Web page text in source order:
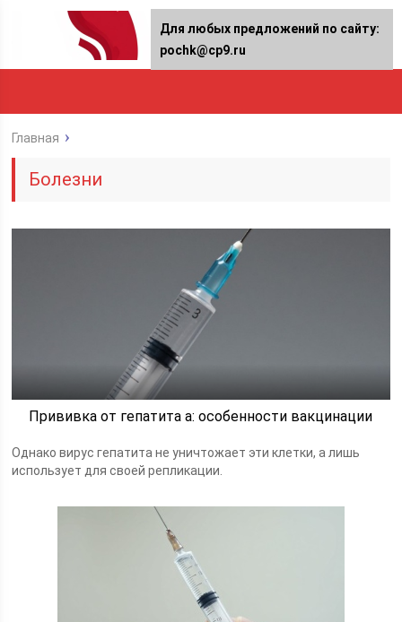
Главная
Болезни
Прививка от гепатита а: особенности вакцинации
Однако вирус гепатита не уничтожает эти клетки, а лишь
использует для своей репликации.
Для любых предложений по сайту:
pochk@cp9.ru